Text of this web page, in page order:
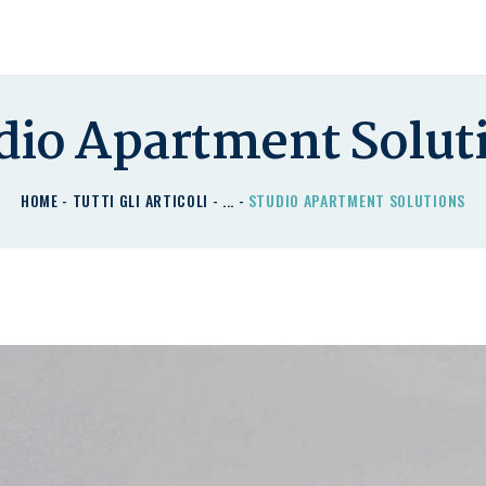
Apartment
HOME TUTTI GLI ARTICOLI ... STUDIO APARTMENT SOLUTIONS
CHI SIAMO
I NOSTRI PRODOTTI
DETRAZIONI
CONTATTACI